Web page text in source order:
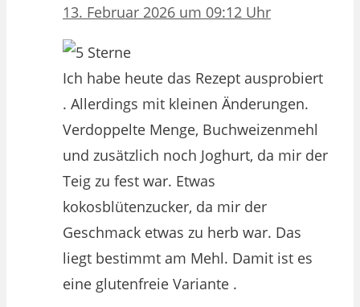
13. Februar 2026 um 09:12 Uhr
Ich habe heute das Rezept ausprobiert
. Allerdings mit kleinen Änderungen.
Verdoppelte Menge, Buchweizenmehl
und zusätzlich noch Joghurt, da mir der
Teig zu fest war. Etwas
kokosblütenzucker, da mir der
Geschmack etwas zu herb war. Das
liegt bestimmt am Mehl. Damit ist es
eine glutenfreie Variante .